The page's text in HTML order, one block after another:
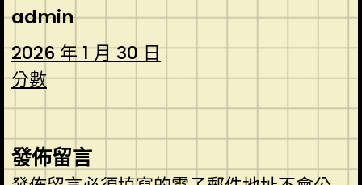
admin
2026 年 1 月 30 日
分數
發佈留言